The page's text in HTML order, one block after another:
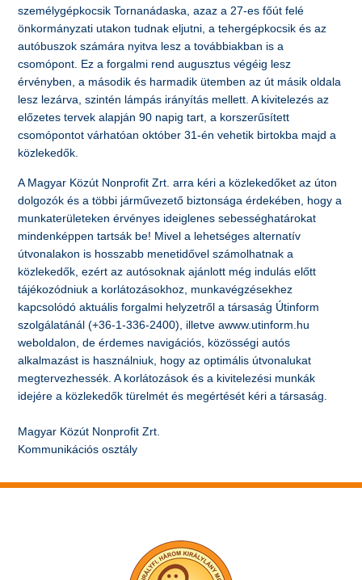
személygépkocsik Tornanádaska, azaz a 27-es főút felé
önkormányzati utakon tudnak eljutni, a tehergépkocsik és az
autóbuszok számára nyitva lesz a továbbiakban is a
csomópont. Ez a forgalmi rend augusztus végéig lesz
érvényben, a második és harmadik ütemben az út másik oldala
lesz lezárva, szintén lámpás irányítás mellett. A kivitelezés az
előzetes tervek alapján 90 napig tart, a korszerűsített
csomópontot várhatóan október 31-én vehetik birtokba majd a
közlekedők.
A Magyar Közút Nonprofit Zrt. arra kéri a közlekedőket az úton
dolgozók és a többi járművezető biztonsága érdekében, hogy a
munkaterületeken érvényes ideiglenes sebességhatárokat
mindenképpen tartsák be! Mivel a lehetséges alternatív
útvonalakon is hosszabb menetidővel számolhatnak a
közlekedők, ezért az autósoknak ajánlott még indulás előtt
tájékozódniuk a korlátozásokhoz, munkavégzésekhez
kapcsolódó aktuális forgalmi helyzetről a társaság Útinform
szolgálatánál (+36-1-336-2400), illetve awww.utinform.hu
weboldalon, de érdemes navigációs, közösségi autós
alkalmazást is használniuk, hogy az optimális útvonalukat
megtervezhessék. A korlátozások és a kivitelezési munkák
idejére a közlekedők türelmét és megértését kéri a társaság.
Magyar Közút Nonprofit Zrt.
Kommunikációs osztály